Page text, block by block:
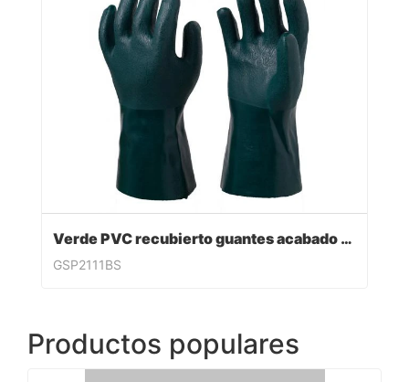
Verde PVC recubierto guantes acabado sandy
GSP2111BS
Productos populares